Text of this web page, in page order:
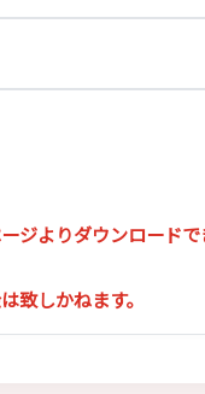
ジよりダウンロード
致しかねます。